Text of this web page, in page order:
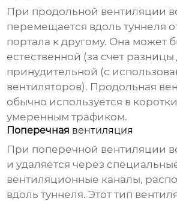
При продольной вентиляции
перемещается вдоль туннеля
портала к другому. Она может
естественной (за счет
принудительной (с
вентиляторов). Продольная
обычно используется в
умеренным трафиком.
Поперечная вентиляция
При поперечной вентиляции
и удаляется через
вентиляционные каналы,
вдоль туннеля. Этот тип